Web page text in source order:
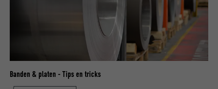
Banden & platen - Tips en tricks